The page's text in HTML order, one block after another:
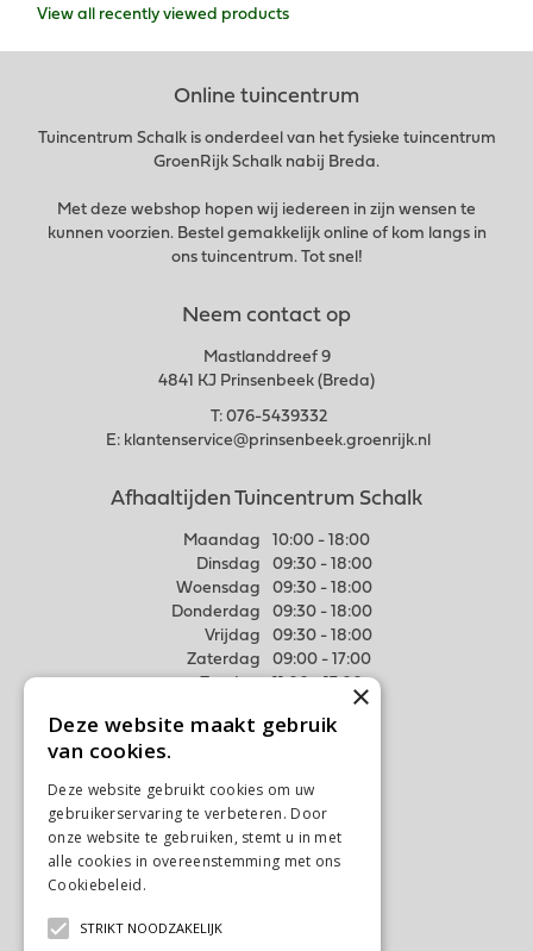
View all recently viewed products
Online tuincentrum
Tuincentrum Schalk is onderdeel van het fysieke tuincentrum
GroenRijk Schalk nabij Breda.
Met deze webshop hopen wij iedereen in zijn wensen te
kunnen voorzien. Bestel gemakkelijk online of kom langs in
ons tuincentrum. Tot snel!
Neem contact op
Mastlanddreef 9
4841 KJ Prinsenbeek (Breda)
T: 076-5439332
E: klantenservice@prinsenbeek.groenrijk.nl
Afhaaltijden Tuincentrum Schalk
Maandag
10:00 - 18:00
Dinsdag
09:30 - 18:00
Woensdag
09:30 - 18:00
Donderdag
09:30 - 18:00
Vrijdag
09:30 - 18:00
Zaterdag
09:00 - 17:00
Meer weten
Algemene voorwaarden
Privacy Statement
Disclaimer
×
Deze website maakt gebruik
van cookies.
Deze website gebruikt cookies om uw
gebruikerservaring te verbeteren. Door
onze website te gebruiken, stemt u in met
alle cookies in overeenstemming met ons
Cookiebeleid.
STRIKT NOODZAKELIJK